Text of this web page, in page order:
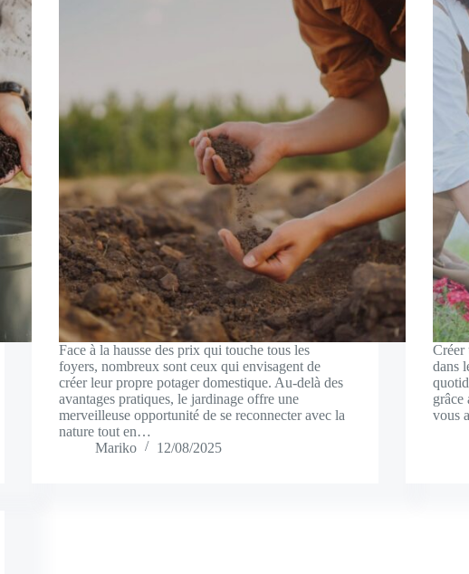
Face à la hausse des prix qui touche tous les
foyers, nombreux sont ceux qui envisagent de
créer leur propre potager domestique. Au-delà des
avantages pratiques, le jardinage offre une
merveilleuse opportunité de se reconnecter avec la
nature tout en…
Mariko
12/08/2025
Créer
dans
grâce
vous